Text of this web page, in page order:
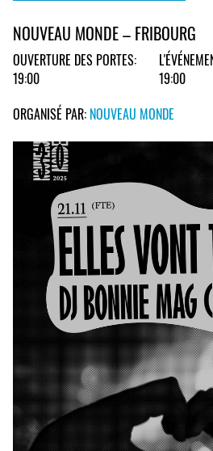
NOUVEAU MONDE – FRIBOURG
OUVERTURE DES PORTES:
19:00
19:00
ORGANISÉ PAR: NOUVEAU MONDE